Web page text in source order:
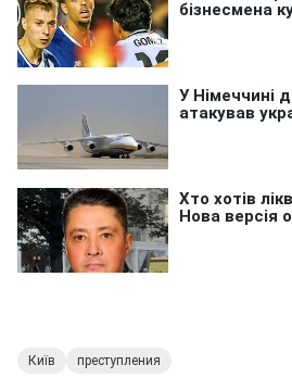
Київ преступления